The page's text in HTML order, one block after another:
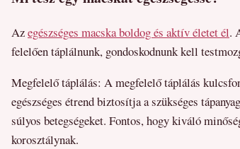
Azegészséges macska boldog és aktív életet él.
felelően táplálnunk, gondoskodnunk kell
Megfelelő táplálás: A megfelelő táplálás
egészséges étrend biztosítja a szükséges
súlyos betegségeket. Fontos, hogy kiváló
korosztálynak.